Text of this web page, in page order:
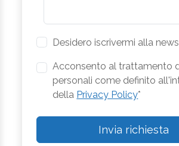
Desidero iscrivermi alla
Acconsento al trattamento
personali come definito
della Privacy Policy*
Invia richiesta